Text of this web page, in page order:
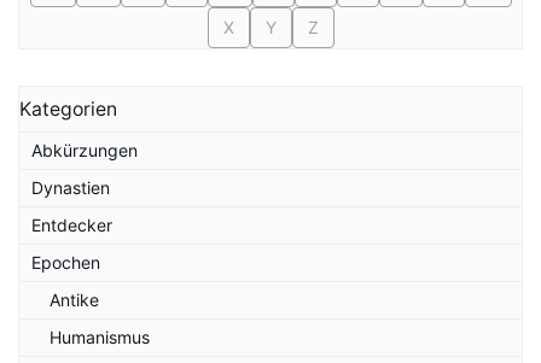
X
Y Z
Kategorien
Abkürzungen
Dynastien
Entdecker
Epochen
Antike
Humanismus